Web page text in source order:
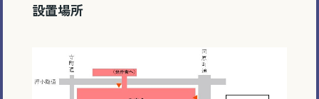
設置場所